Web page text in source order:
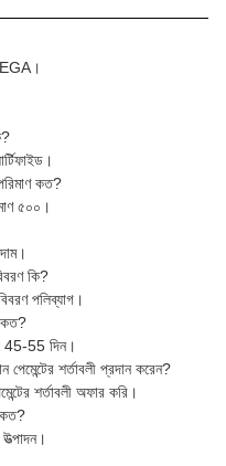
কত?
৫০০।
কি?
পলিব্যাগ।
কত?
45-55 দিন।
শর্তাবলী প্রদান করেন?
শর্তাবলী অফার করি।
কত?